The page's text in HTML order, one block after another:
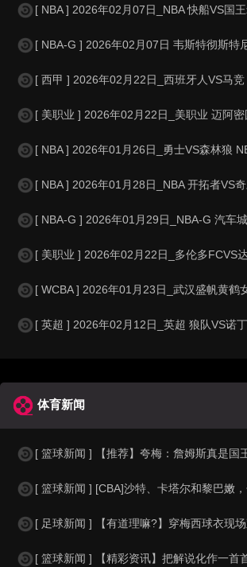
[ NBA ] 2026年02月07日_NBA 快船VS国王录像_高清
[ NBA-G ] 2026年02月07日 韦斯特彻斯特尼克斯VS盐
[ 西甲 ] 2026年02月22日_西班牙人VS马竞 西甲录像
[ 美职业 ] 2026年02月22日_美职业 迈阿密国际VS洛杉
[ NBA ] 2026年01月26日_勇士VS森林狼 NBA录像_
[ NBA ] 2026年01月28日_NBA 开拓者VS奇才录像_
[ NBA-G ] 2026年01月29日_NBA-G 汽车城邮轮VS长
[ 美职业 ] 2026年02月22日_多伦多FCVS达拉斯FC 美
[ WCBA ] 2026年01月23日_武汉盛帆黄鹤女篮VS陕西榆林
[ 英超 ] 2026年02月12日_英超 狼队VS诺丁汉森林录
体育新闻
[ 篮球新闻 ] 【推荐】夸梅：詹姆斯真是国王啊 萧华都得听他的 新
[ 篮球新闻 ] [CBA]沙特、卡塔尔和黎巴嫩，分别是什
[ 足球新闻 ] 【有道理嘛?】穿梅西球衣现场观战！马思纯晒照：终究
[ 篮球新闻 ] 【精彩资讯】把解说化作一首首诗！贺炜本届世界杯